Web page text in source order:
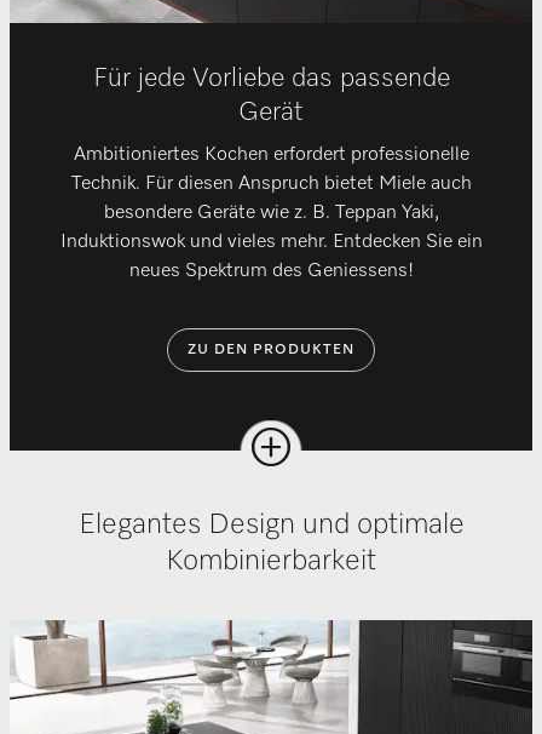
Für jede Vorliebe das passende
Gerät
Ambitioniertes Kochen erfordert professionelle
Technik. Für diesen Anspruch bietet Miele auch
besondere Geräte wie z. B. Teppan Yaki,
Induktionswok und vieles mehr. Entdecken Sie ein
neues Spektrum des Geniessens!
ZU DEN PRODUKTEN
Elegantes Design und optimale
Kombinierbarkeit